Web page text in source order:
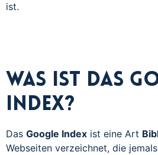
ist.
Was ist das
Index?
Das Google Index ist eine Art
Webseiten verzeichnet, die